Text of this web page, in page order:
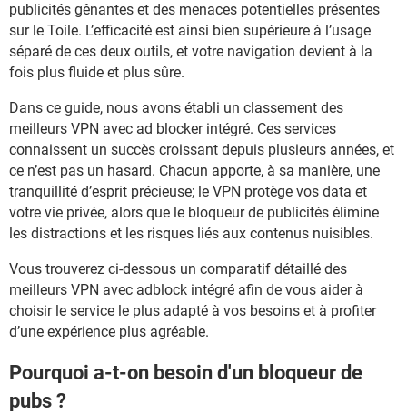
publicités gênantes et des menaces potentielles présentes
sur le Toile. L’efficacité est ainsi bien supérieure à l’usage
séparé de ces deux outils, et votre navigation devient à la
fois plus fluide et plus sûre.
Dans ce guide, nous avons établi un classement des
meilleurs VPN avec ad blocker intégré. Ces services
connaissent un succès croissant depuis plusieurs années, et
ce n’est pas un hasard. Chacun apporte, à sa manière, une
tranquillité d’esprit précieuse; le VPN protège vos data et
votre vie privée, alors que le bloqueur de publicités élimine
les distractions et les risques liés aux contenus nuisibles.
Vous trouverez ci-dessous un comparatif détaillé des
meilleurs VPN avec adblock intégré afin de vous aider à
choisir le service le plus adapté à vos besoins et à profiter
d’une expérience plus agréable.
Pourquoi a-t-on besoin d'un bloqueur de
pubs ?